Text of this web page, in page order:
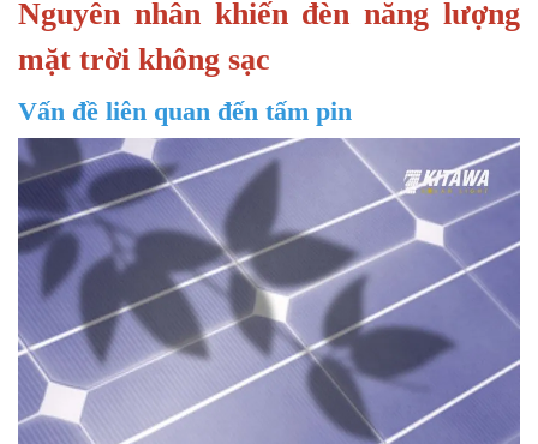
Nguyên nhân khiến đèn năng lượng
mặt trời không sạc
Vấn đề liên quan đến tấm pin